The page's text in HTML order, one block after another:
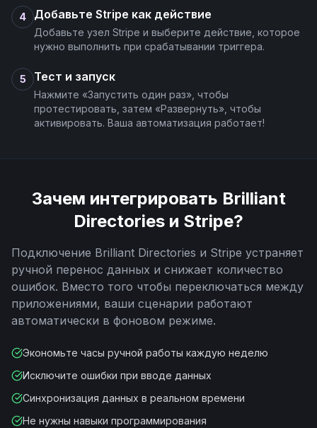
4 Добавьте Stripe как действие
Добавьте узел Stripe и выберите действие, которое
нужно выполнить при срабатывании триггера.
5 Тест и запуск
Нажмите «Запустить один раз», чтобы
протестировать, затем «Развернуть», чтобы
активировать. Ваша автоматизация работает!
Зачем интегрировать Brilliant
Directories и Stripe?
Подключение Brilliant Directories и Stripe устраняет
ручной перенос данных и снижает количество
ошибок. Вместо того чтобы переключаться между
приложениями, ваши сценарии работают
автоматически в фоновом режиме.
Экономьте часы ручной работы каждую неделю
Исключите ошибки при вводе данных
Синхронизация данных в реальном времени
Не нужны навыки программирования